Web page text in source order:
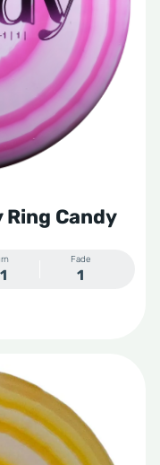
Ring Candy
Fade
1